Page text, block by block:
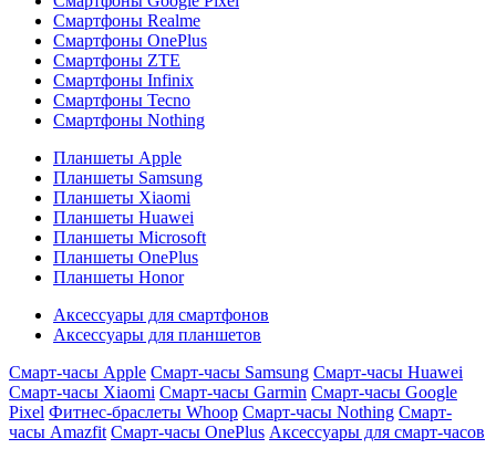
Смартфоны Realme
Смартфоны OnePlus
Смартфоны ZTE
Смартфоны Infinix
Смартфоны Tecno
Смартфоны Nothing
Планшеты Apple
Планшеты Samsung
Планшеты Xiaomi
Планшеты Huawei
Планшеты Microsoft
Планшеты OnePlus
Планшеты Honor
Аксессуары для смартфонов
Аксессуары для планшетов
Смарт-часы Apple Смарт-часы Samsung Смарт-часы Huawei
Смарт-часы Xiaomi Смарт-часы Garmin Смарт-часы Google
Pixel Фитнес-браслеты Whoop Смарт-часы Nothing Смарт-
часы Amazfit Смарт-часы OnePlus Аксессуары для смарт-часов